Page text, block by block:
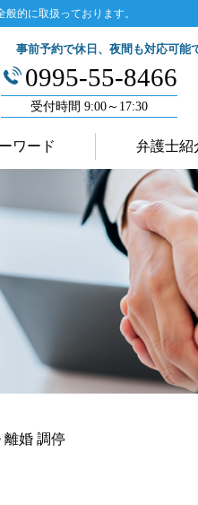
的に取扱っております。
事前予約で休日、夜間も対応可能
0995-55-8466
受付時間 9:00～17:30
ワード 弁護士紹
離婚 調停